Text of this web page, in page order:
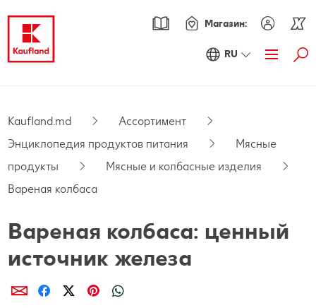
Магазин:
Обзор акций
Каталог
Kaufland Card XTRA
PARKSIDE
Новинки
RU
Kaufland.md
Ассортимент
Энциклопедия продуктов питания
Мясные
продукты
Мясные и колбасные изделия
Вареная колбаса
Вареная колбаса: ценный
источник железа
ПоделиcьПоделиcь
ПоделиcьПоделиcь